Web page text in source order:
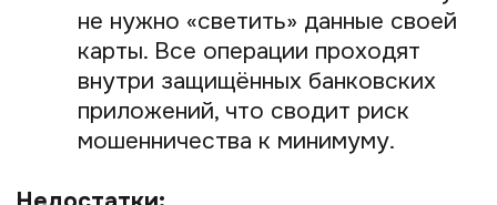
По сути, если вы хотите принимать
безналичные платежи быстро, удобно
и с минимальными затратами, QR-коды —
ваше решение.